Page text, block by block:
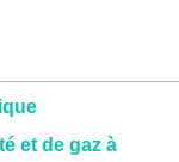
et de gaz à